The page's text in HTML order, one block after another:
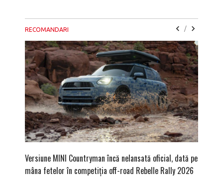
RECOMANDARI /
Versiune MINI Countryman încă nelansată oficial, dată pe
mâna fetelor în competiția off-road Rebelle Rally 2026